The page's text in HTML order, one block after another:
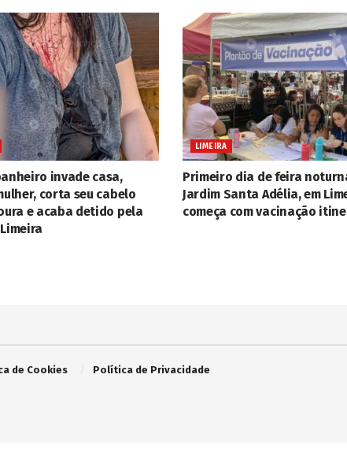
invade casa,
corta seu cabelo
e acaba detido pela
Limeira
LIMEIRA
Primeiro dia de feira
Jardim Santa Adélia, em
começa com vacinação
de Cookies Política de Privacidade